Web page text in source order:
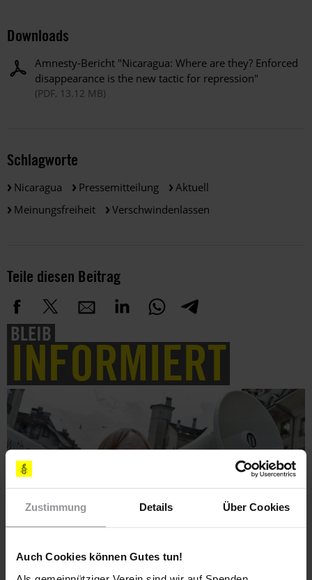
Zustimmung Details Über Cookies
Auch Cookies können Gutes tun!
Downloads
Amnesty-Bericht "Nicaragua: Where are they? Enforced
disappearance is the new tactic for repression"
(PDF, 13.12 MB)
Schlagworte
Nicaragua Pressemitteilung
Aktuell
Meinungsfreiheit
Verschwindenlassen
Teile diesen Beitrag
BLEIB
INFORMIERT